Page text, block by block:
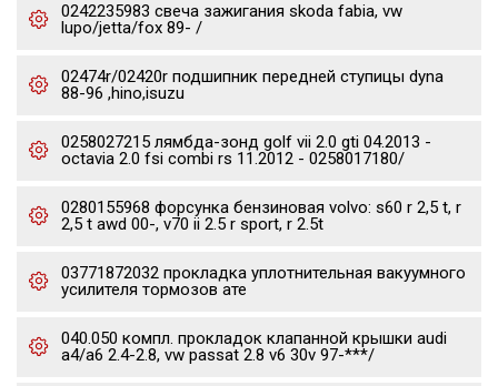
0242235983 свеча зажигания skoda fabia, vw
lupo/jetta/fox 89- /
02474r/02420r подшипник передней ступицы dyna
88-96 ,hino,isuzu
0258027215 лямбда-зонд golf vii 2.0 gti 04.2013 -
octavia 2.0 fsi combi rs 11.2012 - 0258017180/
0280155968 форсунка бензиновая volvo: s60 r 2,5 t, r
2,5 t awd 00-, v70 ii 2.5 r sport, r 2.5t
03771872032 прокладка уплотнительная вакуумного
усилителя тормозов ате
040.050 компл. прокладок клапанной крышки audi
a4/a6 2.4-2.8, vw passat 2.8 v6 30v 97-***/